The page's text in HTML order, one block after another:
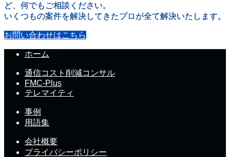
ど、何でもご相談ください。
いくつもの案件を解決してきたプロが全て解決いたします。
お問い合わせはこちら
ホーム
通信コスト削減コンサル
FMC-Plus
テレマイティ
事例
用語集
会社概要
プライバシーポリシー